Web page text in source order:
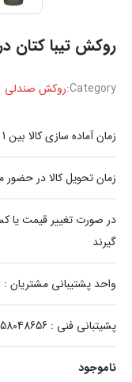
روکش تیبا کتان
Category: روکش صندلی
زمان آماده سازی کالا بین 1 الی 3 روزه کاری
زمان تحویل کالا در
در صورت تغییر قیمت یا
گیرند
واحد پشتیبانی مشتریان : 05135092816 - 09157153791
پشیتبانی فنی : 09058048656
ناموجود